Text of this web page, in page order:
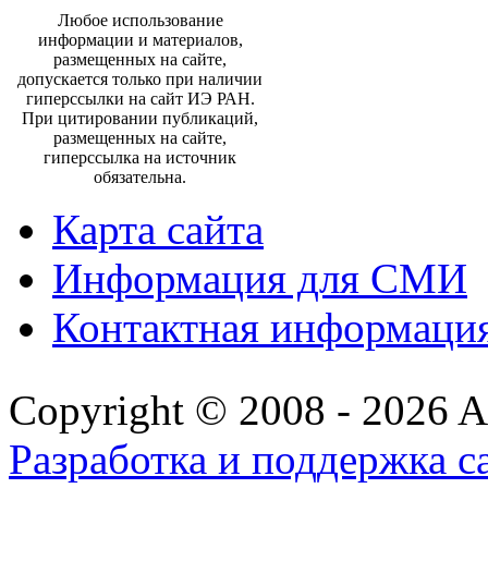
Любое использование
информации и материалов,
размещенных на сайте,
допускается только при наличии
гиперссылки на сайт ИЭ РАН.
При цитировании публикаций,
размещенных на сайте,
гиперссылка на источник
обязательна.
Карта сайта
Информация для СМИ
Контактная
Copyright © 2008 - 2026
Разработка и поддержка